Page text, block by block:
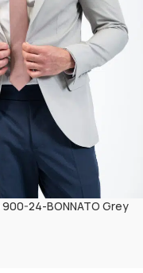
24-BONNATO Grey